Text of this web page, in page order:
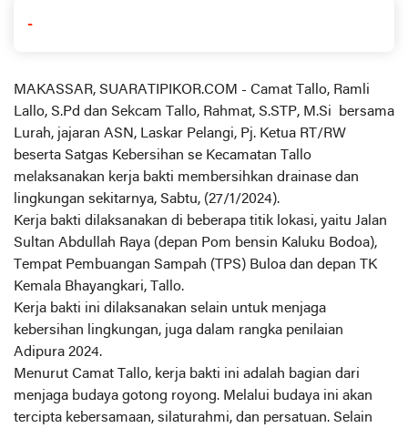
-
MAKASSAR, SUARATIPIKOR.COM - Camat Tallo, Ramli
Lallo, S.Pd dan Sekcam Tallo, Rahmat, S.STP, M.Si bersama
Lurah, jajaran ASN, Laskar Pelangi, Pj. Ketua RT/RW
beserta Satgas Kebersihan se Kecamatan Tallo
melaksanakan kerja bakti membersihkan drainase dan
lingkungan sekitarnya, Sabtu, (27/1/2024).
Kerja bakti dilaksanakan di beberapa titik lokasi, yaitu Jalan
Sultan Abdullah Raya (depan Pom bensin Kaluku Bodoa),
Tempat Pembuangan Sampah (TPS) Buloa dan depan TK
Kemala Bhayangkari, Tallo.
Kerja bakti ini dilaksanakan selain untuk menjaga
kebersihan lingkungan, juga dalam rangka penilaian
Adipura 2024.
Menurut Camat Tallo, kerja bakti ini adalah bagian dari
menjaga budaya gotong royong. Melalui budaya ini akan
tercipta kebersamaan, silaturahmi, dan persatuan. Selain